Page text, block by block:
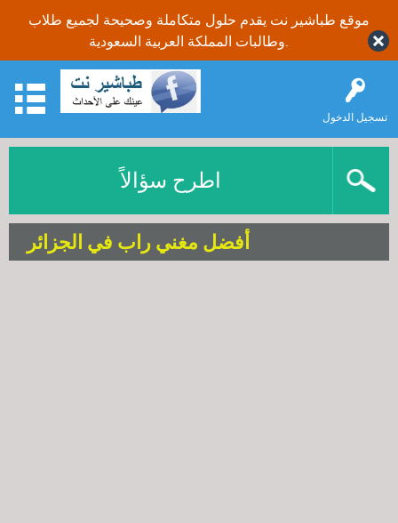
موقع طباشير نت يقدم حلول متكاملة وصحيحة لجميع طلاب
تسجيل الدخول
اطرح سؤالاً
أفضل مغني راب في الجزائر